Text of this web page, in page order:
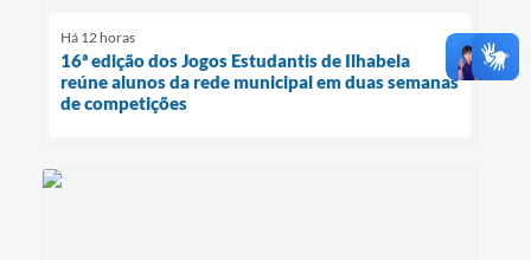
Há 12 horas
16ª edição dos Jogos Estudantis de Ilhabela
reúne alunos da rede municipal em duas semanas
de competições